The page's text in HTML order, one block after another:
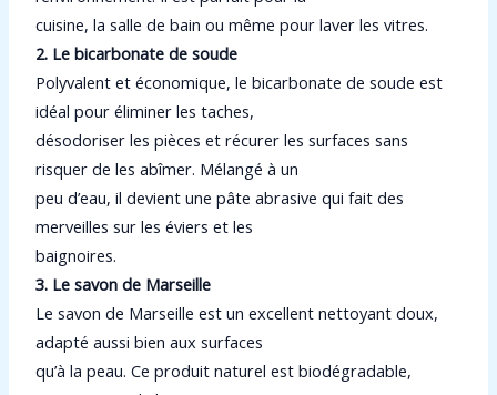
cuisine, la salle de bain ou même pour laver les vitres.
2. Le bicarbonate de soude
Polyvalent et économique, le bicarbonate de soude est
idéal pour éliminer les taches,
désodoriser les pièces et récurer les surfaces sans
risquer de les abîmer. Mélangé à un
peu d’eau, il devient une pâte abrasive qui fait des
merveilles sur les éviers et les
baignoires.
3. Le savon de Marseille
Le savon de Marseille est un excellent nettoyant doux,
adapté aussi bien aux surfaces
qu’à la peau. Ce produit naturel est biodégradable,